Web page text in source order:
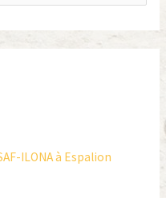
ILONA à Espalion